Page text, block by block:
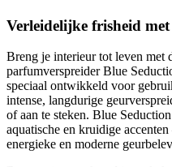
Verleidelijke frisheid
Breng je interieur tot leven met
parfumverspreider Blue
speciaal ontwikkeld voor
intense, langdurige
of aan te steken. Blue
aquatische en kruidige
energieke en moderne